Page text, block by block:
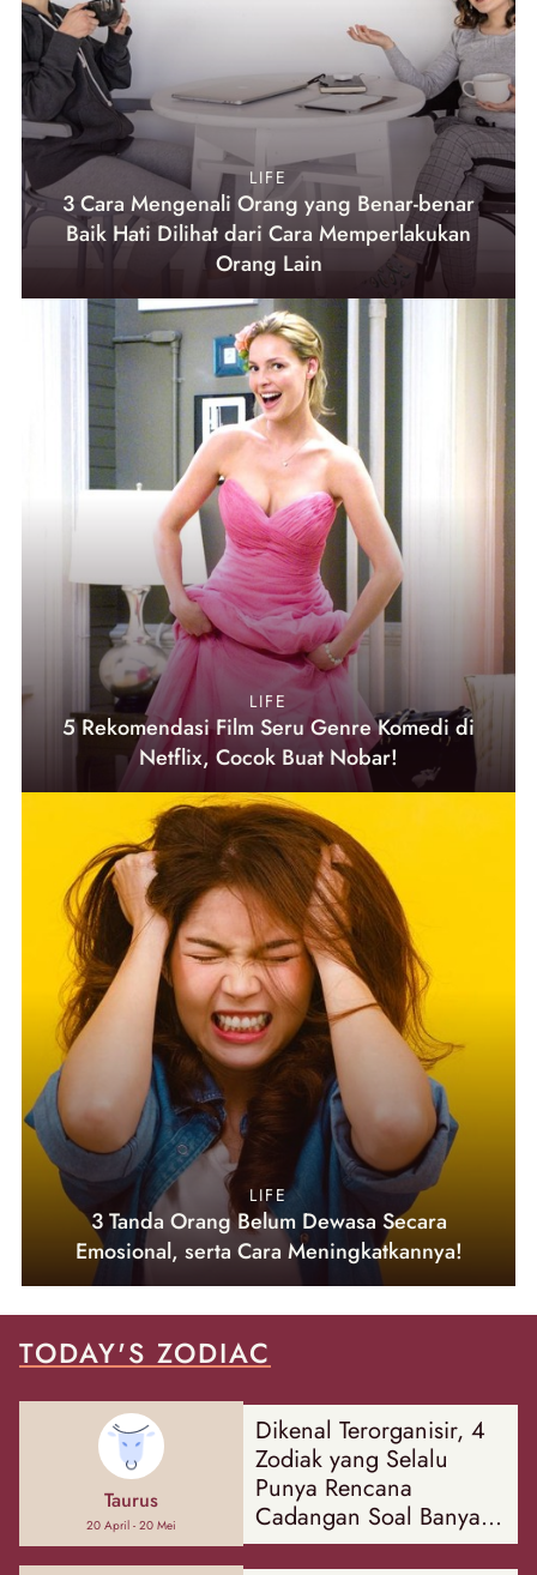
LIFE
3 Cara Mengenali Orang yang Benar-benar
Baik Hati Dilihat dari Cara Memperlakukan
Orang Lain
LIFE
5 Rekomendasi Film Seru Genre Komedi di
Netflix, Cocok Buat Nobar!
LIFE
3 Tanda Orang Belum Dewasa Secara
Emosional, serta Cara Meningkatkannya!
TODAY'S ZODIAC
Taurus
20 April - 20 Mei
Dikenal Terorganisir, 4
Zodiak yang Selalu
Punya Rencana
Cadangan Soal Banyak
Hal